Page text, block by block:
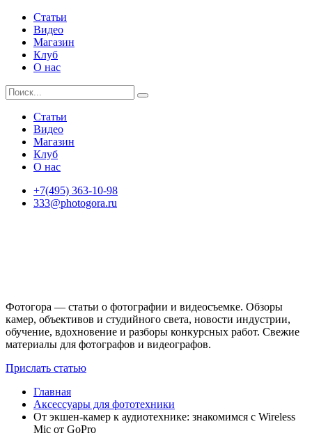
Статьи
Видео
Магазин
Клуб
О нас
Статьи
Видео
Магазин
Клуб
О нас
+7(495) 363-10-98
333@photogora.ru
Фотогора — статьи о фотографии и видеосъемке. Обзоры
камер, объективов и студийного света, новости индустрии,
обучение, вдохновение и разборы конкурсных работ. Свежие
материалы для фотографов и видеографов.
Прислать статью
Главная
Аксессуары для фототехники
От экшен‑камер к аудиотехнике: знакомимся с Wireless
Mic от GoPro